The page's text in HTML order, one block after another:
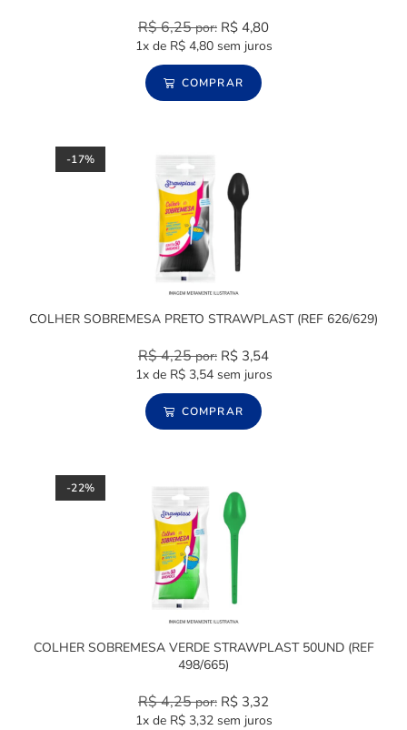
R$6,25por: R$ 4,80
1x de R$4,80sem juros
COMPRAR
-17%
COLHER SOBREMESA PRETO STRAWPLAST (REF 626/629)
R$4,25por: R$ 3,54
1x de R$3,54sem juros
COMPRAR
-22%
COLHER SOBREMESA VERDE STRAWPLAST 50UND (REF
498/665)
R$4,25por: R$ 3,32
1x de R$3,32sem juros